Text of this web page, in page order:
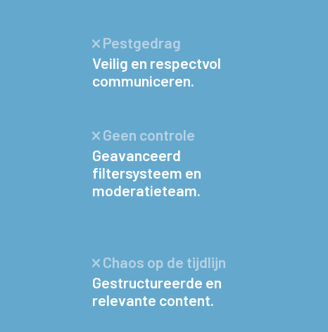
Pestgedrag
Veilig en respectvol
communiceren.
Geen controle
Geavanceerd
filtersysteem en
moderatieteam.
Chaos op de tijdlijn
Gestructureerde en
relevante content.